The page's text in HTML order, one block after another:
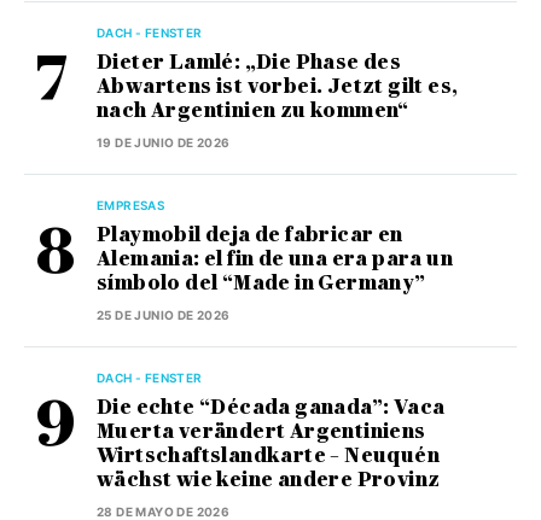
DACH - FENSTER
Dieter Lamlé: „Die Phase des
Abwartens ist vorbei. Jetzt gilt es,
nach Argentinien zu kommen“
19 DE JUNIO DE 2026
EMPRESAS
Playmobil deja de fabricar en
Alemania: el fin de una era para un
símbolo del “Made in Germany”
25 DE JUNIO DE 2026
DACH - FENSTER
Die echte “Década ganada”: Vaca
Muerta verändert Argentiniens
Wirtschaftslandkarte – Neuquén
wächst wie keine andere Provinz
28 DE MAYO DE 2026